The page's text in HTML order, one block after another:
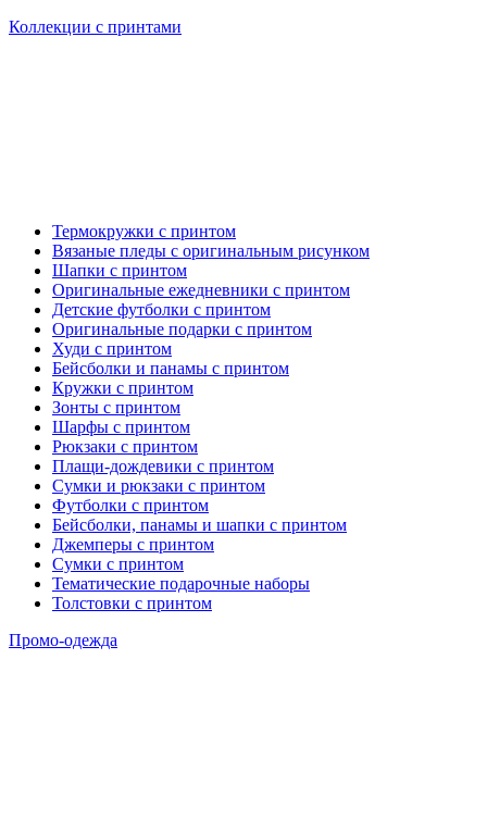
Коллекции с принтами
Термокружки с принтом
Вязаные пледы с оригинальным рисунком
Шапки с принтом
Оригинальные ежедневники с принтом
Детские футболки с принтом
Оригинальные подарки с принтом
Худи с принтом
Бейсболки и панамы с принтом
Кружки с принтом
Зонты с принтом
Шарфы с принтом
Рюкзаки с принтом
Плащи-дождевики с принтом
Сумки и рюкзаки с принтом
Футболки с принтом
Бейсболки, панамы и шапки с принтом
Джемперы с принтом
Сумки с принтом
Тематические подарочные наборы
Толстовки с принтом
Промо-одежда